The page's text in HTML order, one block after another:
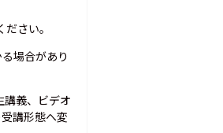
さい。
場合があり
義、ビデオ
講形態へ変